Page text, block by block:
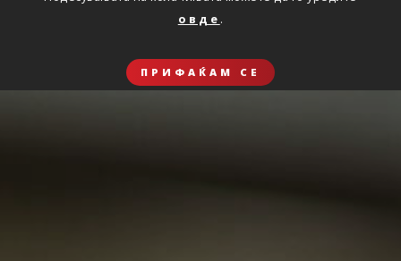
овде .
ПРИФАЌАМ СЕ